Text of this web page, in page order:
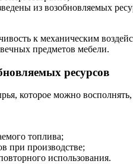
из возобновляемых
к механическим
предметов мебели.
ресурсов
которое можно
топлива;
при производстве;
использования.